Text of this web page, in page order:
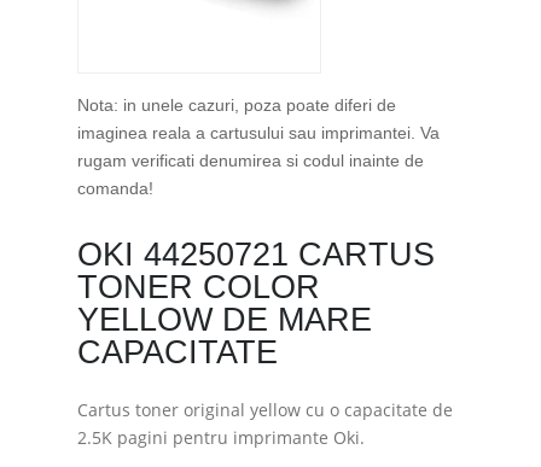
Nota: in unele cazuri, poza poate diferi de
imaginea reala a cartusului sau imprimantei. Va
rugam verificati denumirea si codul inainte de
comanda!
OKI 44250721 CARTUS
TONER COLOR
YELLOW DE MARE
CAPACITATE
Cartus toner original yellow cu o capacitate de
2.5K pagini pentru imprimante Oki.